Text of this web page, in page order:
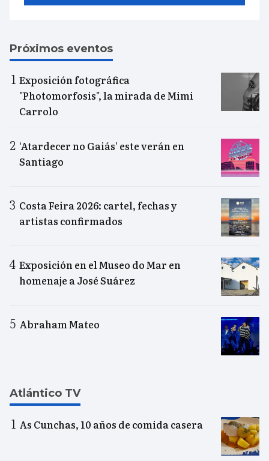
Próximos eventos
Exposición fotográfica
"Photomorfosis", la mirada de Mimi
Carrolo
‘Atardecer no Gaiás’ este verán en
Santiago
Costa Feira 2026: cartel, fechas y
artistas confirmados
Exposición en el Museo do Mar en
homenaje a José Suárez
Abraham Mateo
Atlántico TV
As Cunchas, 10 años de comida casera